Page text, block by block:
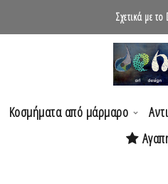
Σχετικά με
Κοσμήματα από μάρμαρο